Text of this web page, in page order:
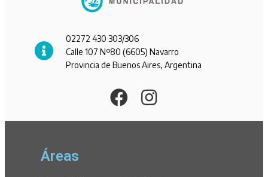
02272 430 303/306
Calle 107 Nº80 (6605) Navarro
Provincia de Buenos Aires, Argentina
Áreas